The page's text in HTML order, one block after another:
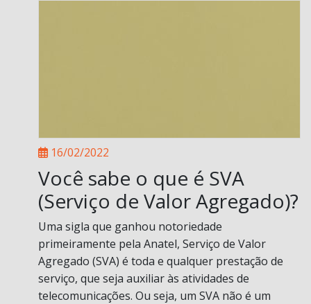
16/02/2022
Você sabe o que é SVA
(Serviço de Valor Agregado)?
Uma sigla que ganhou notoriedade
primeiramente pela Anatel, Serviço de Valor
Agregado (SVA) é toda e qualquer prestação de
serviço, que seja auxiliar às atividades de
telecomunicações. Ou seja, um SVA não é um